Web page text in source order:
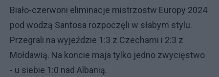
Biało-czerwoni eliminacje mistrzostw Europy 2024
pod wodzą Santosa rozpoczęli w słabym stylu.
Przegrali na wyjeździe 1:3 z Czechami i 2:3 z
Mołdawią. Na koncie maja tylko jedno zwycięstwo
- u siebie 1:0 nad Albanią.